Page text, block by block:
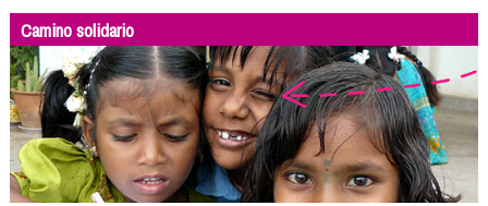
Camino solidario